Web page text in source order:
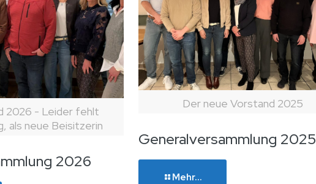
2026 - Leider fehlt
als neue Beisitzerin
2026
Der neue Vorstand 2025
Generalversammlung 2025
Mehr...